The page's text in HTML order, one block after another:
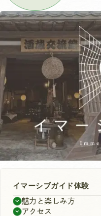
イマーシブガイド体験
魅力と楽しみ方
アクセス